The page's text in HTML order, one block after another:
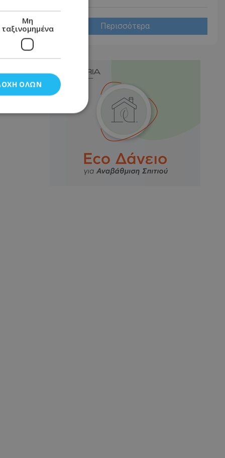
Περισσότερα
Μη
ταξινομημένα
ΌΛΩΝ
και τη
των
ιστότοπο και
που μπορεί να
τη
και τις
με την
δεδομένα
τιμώνται σε
μεταξύ ανθρώπων